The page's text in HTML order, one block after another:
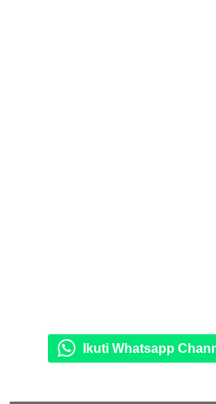
Ikuti Whatsapp